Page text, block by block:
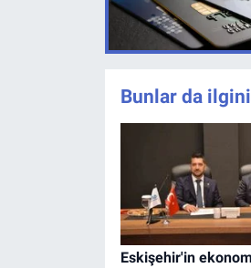
Bunlar da
Eskişehir'in